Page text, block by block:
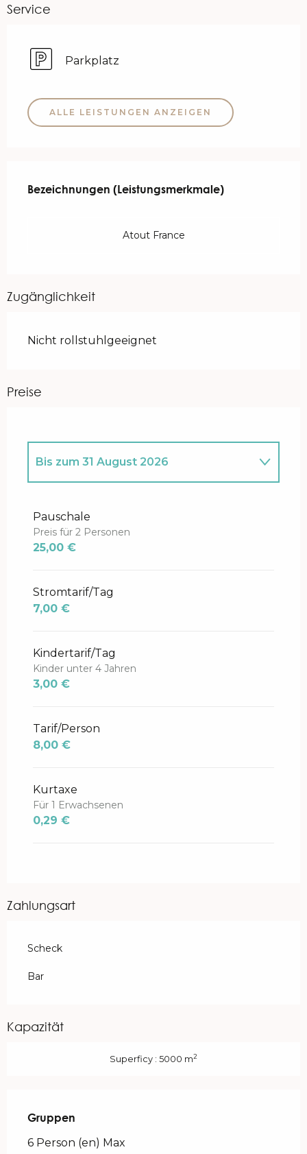
Service
Parkplatz
ALLE LEISTUNGEN ANZEIGEN
Bezeichnungen (Leistungsmerkmale)
Bezeichnungen (Leistungsmerkmale)
Atout France
Zugänglichkeit
Nicht rollstuhlgeeignet
Preise
Bis zum 31 August 2026
ab1 September 2026
Pauschale
Preis für 2 Personen
25,00 €
Stromtarif/Tag
7,00 €
Kindertarif/Tag
Kinder unter 4 Jahren
3,00 €
Tarif/Person
8,00 €
Kurtaxe
Für 1 Erwachsenen
0,29 €
Zahlungsart
Scheck
Bar
Kapazität
Superficy : 5000 m2
Gruppen
Gruppen
6 Person (en) Max